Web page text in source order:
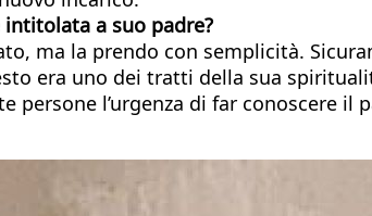
intitolata a suo padre?
ma la prendo con semplicità.
era uno dei tratti della sua
persone l’urgenza di far conoscere